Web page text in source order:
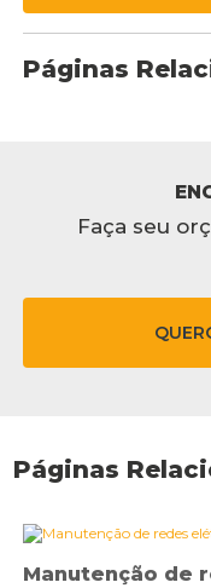
Páginas
Faça seu
Páginas
Manutenção de